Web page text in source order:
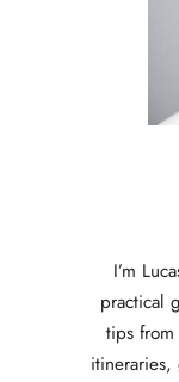
s
e
n
n
i
I’m
practical
tips